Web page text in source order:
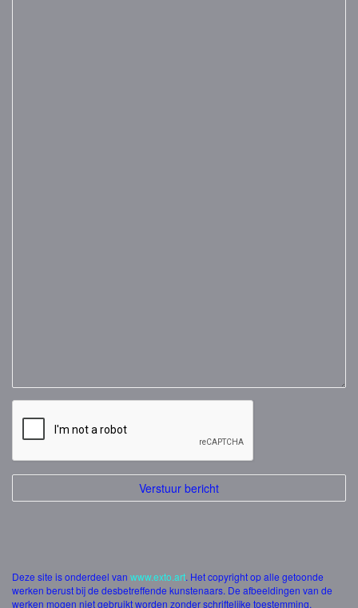
Deze site is onderdeel van www.exto.art. Het copyright op alle getoonde
werken berust bij de desbetreffende kunstenaars. De afbeeldingen van de
werken mogen niet gebruikt worden zonder schriftelijke toestemming.